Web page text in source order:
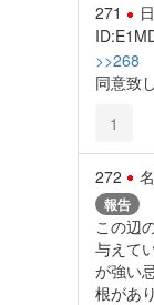
271
>>268
同意致
1
272
報告
この辺
与えて
が強い
根があ